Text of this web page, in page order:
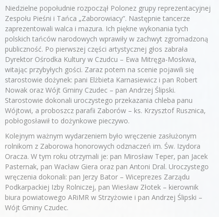
Niedzielne popołudnie rozpoczął Polonez grupy reprezentacyjnej
Zespołu Pieśni i Tańca „Zaborowiacy”. Następnie tancerze
zaprezentowali walca i mazura. Ich piękne wykonania tych
polskich tańców narodowych wprawiły w zachwyt zgromadzoną
publiczność. Po pierwszej części artystycznej głos zabrała
Dyrektor Ośrodka Kultury w Czudcu – Ewa Mitręga-Moskwa,
witając przybyłych gości. Zaraz potem na scenie pojawili się
starostowie dożynek: pani Elżbieta Karnasiewicz i pan Robert
Nowak oraz Wójt Gminy Czudec – pan Andrzej Ślipski.
Starostowie dokonali uroczystego przekazania chleba panu
Wójtowi, a proboszcz parafii Zaborów – ks. Krzysztof Rusznica,
pobłogosławił to dożynkowe pieczywo.
Kolejnym ważnym wydarzeniem było wręczenie zasłużonym
rolnikom z Zaborowa honorowych odznaczeń im. Św. Izydora
Oracza. W tym roku otrzymali je: pan Mirosław Teper, pan Jacek
Pasternak, pan Wacław Giera oraz pan Antoni Dral. Uroczystego
wręczenia dokonali: pan Jerzy Bator – Wiceprezes Zarządu
Podkarpackiej Izby Rolniczej, pan Wiesław Złotek – kierownik
biura powiatowego ARiMR w Strzyżowie i pan Andrzej Ślipski –
Wójt Gminy Czudec.